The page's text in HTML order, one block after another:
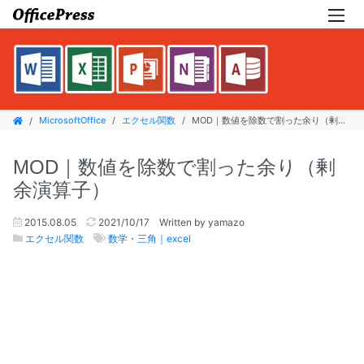
MicrosoftOffice エクセル関数 MOD｜数値を除数で割った余り（剰余演算子）
MOD｜数値を除数で割った余り（剰
余演算子）
2015.08.05 2021/10/17
Written by yamazo
エクセル関数
数学・三角｜excel